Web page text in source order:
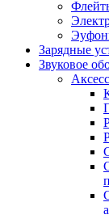
Зарядные
Звуковое